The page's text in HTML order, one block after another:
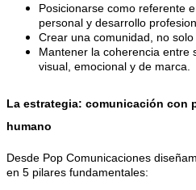
Posicionarse como referente
personal y desarrollo
Crear una comunidad, no solo
Mantener la coherencia entre
visual, emocional y de marca.
La estrategia: comunicación con
humano
Desde Pop Comunicaciones
en 5 pilares fundamentales: